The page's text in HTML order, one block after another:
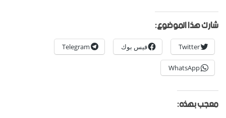
شارك هذا الموضوع:
Twitter فيس بوك Telegram
WhatsApp
معجب بهذه: